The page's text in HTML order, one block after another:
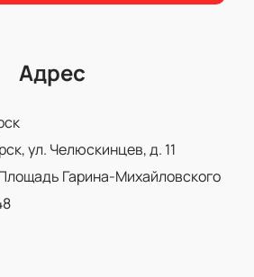
Адрес
ул. Челюскинцев, д. 11
Гарина-Михайловского